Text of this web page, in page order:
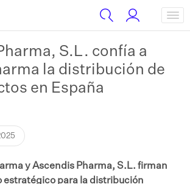
S.L. confía a
la distribución de
en España
y Ascendis Pharma, S.L. firman
estratégico para la distribución